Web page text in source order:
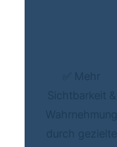
✅ Mehr
Sichtbarkeit &
Wahrnehmung
durch gezielte